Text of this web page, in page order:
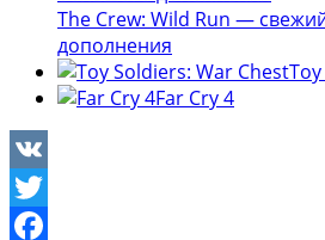
The Crew: Wild Run —
дополнения
Far Cry 4
VK
Twitter